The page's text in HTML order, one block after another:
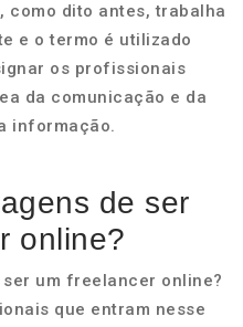
como dito antes, trabalha
e o termo é utilizado
os profissionais
da comunicação e da
informação.
de ser
online?
um freelancer online?
que entram nesse